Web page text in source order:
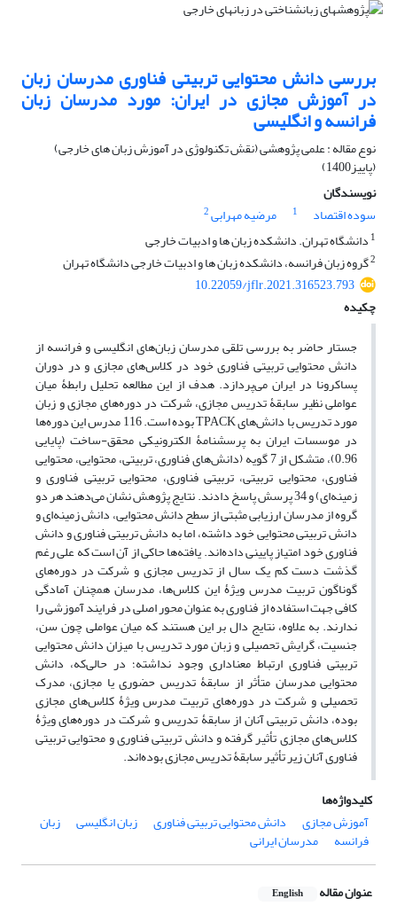
بررسی دانش محتوایی تربیتی فناوری مدرسان زبان
در آموزش مجازی در ایران: مورد مدرسان زبان
فرانسه و انگلیسی
نوع مقاله : علمی پژوهشی (نقش تکنولوژی در آموزش زبان های خارجی)
(پاییز1400)
نویسندگان
سوده اقتصاد
1 مرضیه مهرابی2
1 دانشگاه تهران. دانشکده زبان ها و ادبیات خارجی
2گروه زبان فرانسه، دانشکده زبان ها و ادبیات خارجی دانشگاه تهران
10.22059/jflr.2021.316523.793
چکیده
جستار حاضر به بررسی تلقی مدرسان زبان‌های انگلیسی و فرانسه از
دانش محتوایی تربیتی فناوری خود در کلاس‌های مجازی و در دوران
پساکرونا در ایران می‌پردازد. هدف از این مطالعه تحلیل رابطۀ میان
عواملی نظیر سابقۀ تدریس مجازی‌، شرکت در دوره‌های مجازی و زبان
مورد تدریس با دانش‌های TPACK بوده است. 116 مدرس این دوره‌ها
در موسسات ایران به پرسشنامۀ الکترونیکی محقق-ساخت (پایایی
0.96)، متشکل از 7 گویه (دانش‌های فناوری، تربیتی، محتوایی، محتوایی
فناوری، محتوایی تربیتی، تربیتی فناوری، محتوایی تربیتی فناوری و
زمینه‌ای) و 34 پرسش پاسخ دادند. نتایج پژوهش نشان می‌دهند هر دو
گروه از مدرسان ارزیابی مثبتی از سطح دانش‌ محتوایی، دانش زمینه‌ای و
دانش تربیتی محتوایی خود داشته، اما به دانش تربیتی فناوری و دانش
فناوری خود امتیاز پایینی داده‌اند. یافته‌ها حاکی از آن است که علی رغم
گذشت دست کم یک سال از تدریس مجازی و شرکت در دوره‌های
گوناگون تربیت مدرس ویژۀ این کلاس‌ها، مدرسان همچنان آمادگی
کافی جهت استفاده از فناوری به عنوان محور اصلی در فرایند آموزشی را
ندارند. به علاوه، نتایج دال بر این هستند که میان عواملی چون سن،
جنسیت، گرایش تحصیلی و زبان مورد تدریس با میزان دانش محتوایی
تربیتی فناوری ارتباط معناداری وجود نداشته؛ در حالی‌که، دانش
محتوایی مدرسان متأثر از سابقۀ تدریس حضوری یا مجازی، مدرک
تحصیلی و شرکت در دوره‌های تربیت مدرس ویژۀ کلاس‌های مجازی
بوده، دانش تربیتی آنان از سابقۀ تدریس و شرکت در دوره‌های ویژۀ
کلاس‌های مجازی تأثیر گرفته و دانش‌ تربیتی فناوری و محتوایی تربیتی
فناوری آنان زیر تأثیر سابقۀ تدریس مجازی بوده‌اند.
کلیدواژه‌ها
آموزش مجازی
دانش محتوایی تربیتی فناوری زبان‌ انگلیسی زبان
فرانسه مدرسان ایرانی
عنوان مقاله English